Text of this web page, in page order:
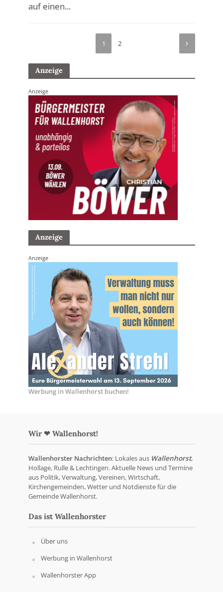
auf einen...
1 2
Anzeige
Anzeige
Anzeige
Anzeige
Werbung in Wallenhorst buchen!
Wir ❤ Wallenhorst!
Wallenhorster Nachrichten: Lokales aus Wallenhorst,
Hollage, Rulle & Lechtingen. Aktuelle News und Termine
aus Politik, Verwaltung, Vereinen, Wirtschaft,
Kirchengemeinden, Wetter und Notdienste für die
Gemeinde Wallenhorst.
Das ist Wallenhorster
Über uns
Werbung in Wallenhorst
Wallenhorster App